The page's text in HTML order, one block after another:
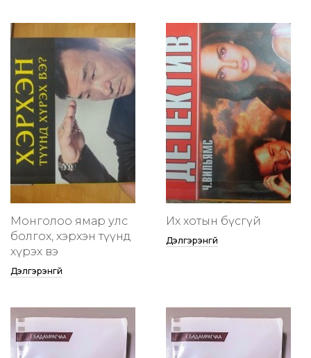
Монголоо ямар улс
болгох, хэрхэн түүнд
хүрэх вэ
Дэлгэрэнгүй
Их хотын бүсгүй
Дэлгэрэнгүй